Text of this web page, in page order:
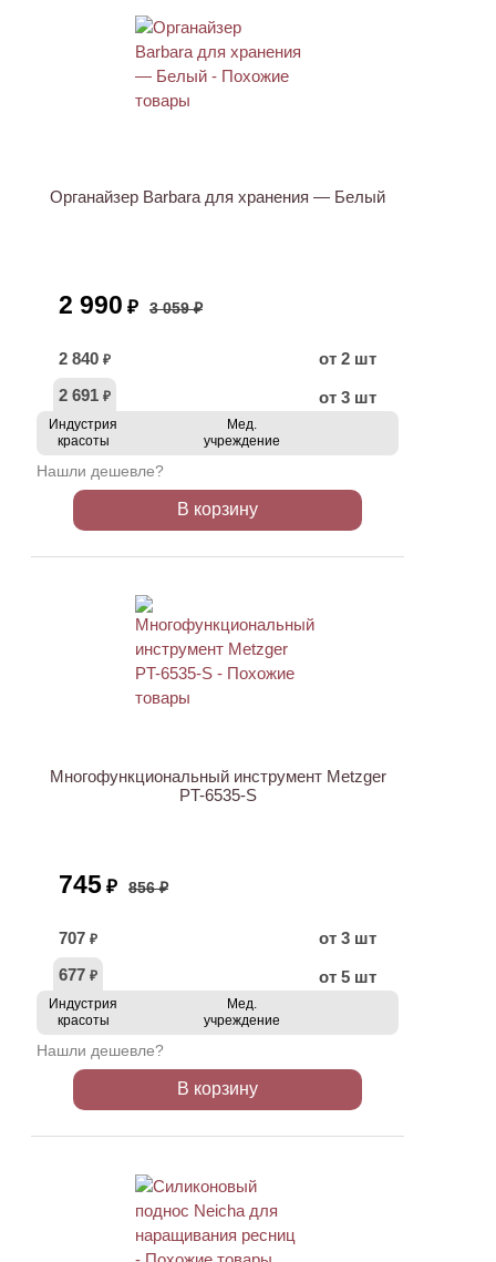
Органайзер Barbara для хранения — Белый
2 990 ₽ 3 059 ₽
2 840 ₽
от 2 шт
2 691 ₽ от 3 шт
Индустрия
красоты
Мед.
учреждение
Нашли дешевле?
В корзину
Многофункциональный инструмент Metzger
PT-6535-S
745 ₽ 856 ₽
707 ₽
от 3 шт
677 ₽ от 5 шт
Индустрия
красоты
Мед.
учреждение
Нашли дешевле?
В корзину